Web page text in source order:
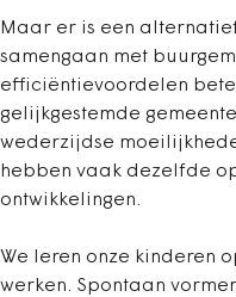
Maar er is een
samengaan met
efficiëntievoordelen
gelijkgestemde
wederzijdse
hebben vaak dezelfde
ontwikkelingen.
We leren onze kinderen
werken. Spontaan